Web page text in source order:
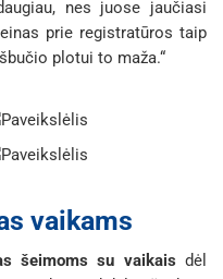
nes juose jaučiasi
prie registratūros taip
plotui to maža.“
vaikams
šeimoms su vaikais dėl